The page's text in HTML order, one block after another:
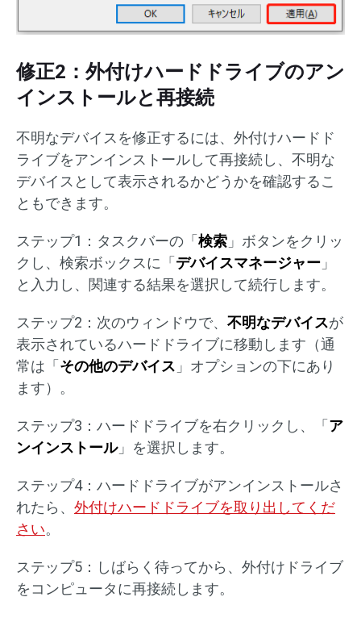
修正2：外付けハードドライブのアン
インストールと再接続
不明なデバイスを修正するには、外付けハードド
ライブをアンインストールして再接続し、不明な
デバイスとして表示されるかどうかを確認するこ
ともできます。
ステップ1：タスクバーの「 検索 」ボタンをクリッ
クし、検索ボックスに「 デバイスマネージャー 」
と入力し、関連する結果を選択して続行します。
ステップ2：次のウィンドウで、 不明なデバイスが
表示されているハードドライブに移動します（通
常は「 その他のデバイス 」オプションの下にあり
ます）。
ステップ3：ハードドライブを右クリックし、「 ア
ンインストール」を選択します。
ステップ4：ハードドライブがアンインストールさ
れたら、 外付けハードドライブを取り出してくだ
さい。
ステップ5：しばらく待ってから、外付けドライブ
をコンピュータに再接続します。